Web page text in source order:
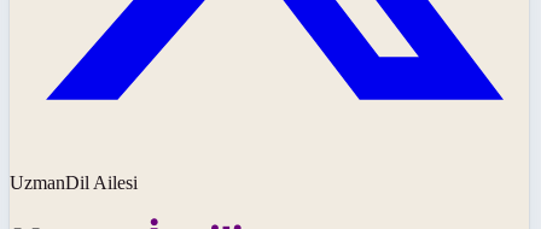
UzmanDil Ailesi